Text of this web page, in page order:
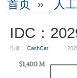
首页 » 人
IDC：
作者： CashCat